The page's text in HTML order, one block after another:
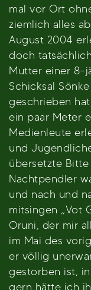
mal vor Ort
ziemlich alles
August 2004
doch
Mutter einer 8-
Schicksal
geschrieben
ein paar Meter
Medienleute
und
übersetzte
Nachtpendler
und nach und
mitsingen „Vot
Oruni, der mir
im Mai des
er völlig
gestorben ist,
gern hätte ich